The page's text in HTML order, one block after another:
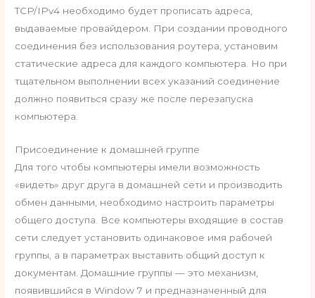
TCP/IPv4 необходимо будет прописать адреса,
выдаваемые провайдером. При создании проводного
соединения без использования роутера, установим
статические адреса для каждого компьютера. Но при
тщательном выполнении всех указаний соединение
должно появиться сразу же после перезапуска
компьютера.
Присоединение к домашней группе
Для того чтобы компьютеры имели возможность
«видеть» друг друга в домашней сети и производить
обмен данными, необходимо настроить параметры
общего доступа. Все компьютеры входящие в состав
сети следует установить одинаковое имя рабочей
группы, а в параметрах выставить общий доступ к
документам. Домашние группы — это механизм,
появившийся в Window 7 и предназначенный для